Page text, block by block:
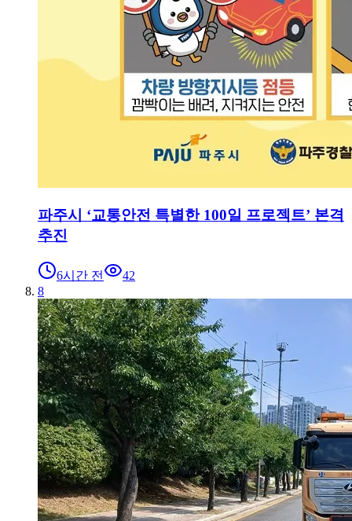
파주시 ‘교통안전 특별한 100일 프로젝트’ 본격
추진
6시간 전
42
8